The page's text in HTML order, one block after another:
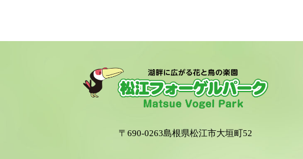
〒690-0263島根県松江市大垣町52